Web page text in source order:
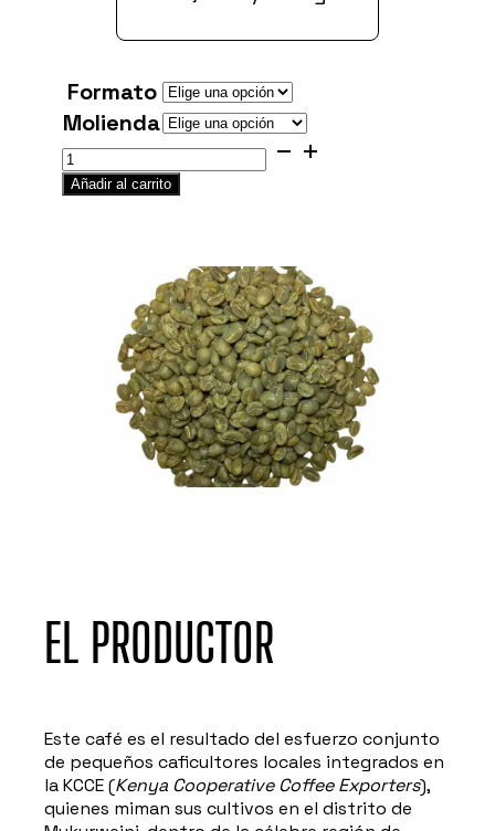
EL PRODUCTOR
Este café es el resultado del esfuerzo conjunto
de pequeños caficultores locales integrados en
la KCCE (Kenya Cooperative Coffee Exporters),
quienes miman sus cultivos en el distrito de
Formato
Molienda
Kenya
Mukurweini
cantidad
Añadir al carrito